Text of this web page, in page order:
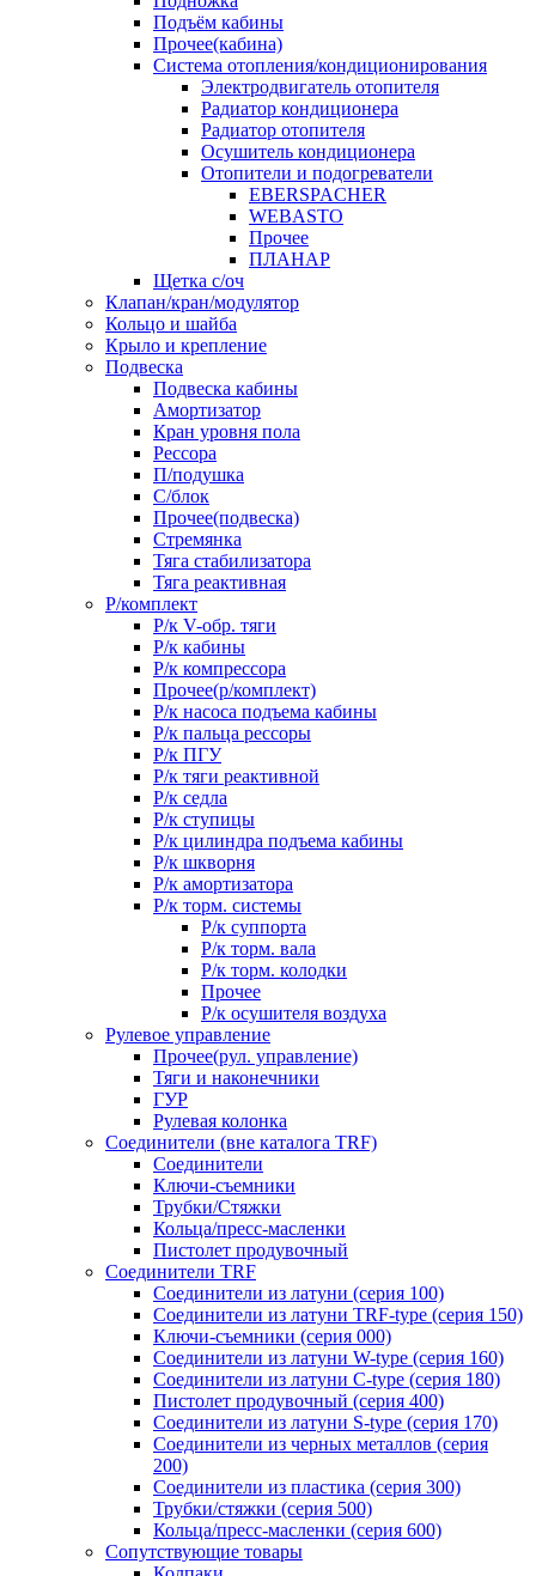
Подъём кабины
Прочее(кабина)
Система отопления/кондиционирования
Электродвигатель отопителя
Радиатор кондиционера
Радиатор отопителя
Осушитель кондиционера
Отопители и подогреватели
EBERSPACHER
WEBASTO
Прочее
ПЛАНАР
Щетка с/оч
Клапан/кран/модулятор
Кольцо и шайба
Крыло и крепление
Подвеска
Подвеска кабины
Амортизатор
Кран уровня пола
Рессора
П/подушка
С/блок
Прочее(подвеска)
Стремянка
Тяга стабилизатора
Тяга реактивная
Р/комплект
Р/к V-обр. тяги
Р/к кабины
Р/к компрессора
Прочее(р/комплект)
Р/к насоса подъема кабины
Р/к пальца рессоры
Р/к ПГУ
Р/к тяги реактивной
Р/к седла
Р/к ступицы
Р/к цилиндра подъема кабины
Р/к шкворня
Р/к амортизатора
Р/к торм. системы
Р/к суппорта
Р/к торм. вала
Р/к торм. колодки
Прочее
Р/к осушителя воздуха
Рулевое управление
Прочее(рул. управление)
Тяги и наконечники
ГУР
Рулевая колонка
Соединители (вне каталога TRF)
Соединители
Ключи-cъемники
Трубки/Стяжки
Кольца/пресс-масленки
Пистолет продувочный
Соединители TRF
Соединители из латуни (серия 100)
Соединители из латуни TRF-type (серия 150)
Ключи-съемники (серия 000)
Соединители из латуни W-type (серия 160)
Соединители из латуни С-type (серия 180)
Пистолет продувочный (серия 400)
Соединители из латуни S-type (серия 170)
Соединители из черных металлов (серия
200)
Соединители из пластика (серия 300)
Трубки/стяжки (серия 500)
Кольца/пресс-масленки (серия 600)
Сопутствующие товары